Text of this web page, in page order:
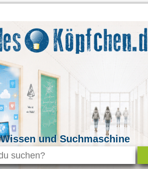
Wissen und Suchmaschine